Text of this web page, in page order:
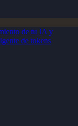
de tu IA y
de tokens